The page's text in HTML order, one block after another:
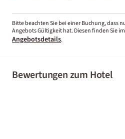
Bitte beachten Sie bei einer Buchung, dass
Angebots Gültigkeit hat. Diesen finden Sie
Angebotsdetails.
Bewertungen zum Hotel